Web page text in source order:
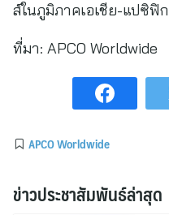
ส์ในภูมิภาคเอเชีย-แปซิฟิก
ที่มา: APCO Worldwide
APCO Worldwide
ข่าวประชาสัมพันธ์ล่าสุด